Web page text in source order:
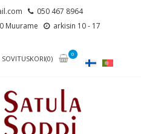
050 467 8964
Muurame
arkisin 10 - 17
SOVITUSKORI(0)
0